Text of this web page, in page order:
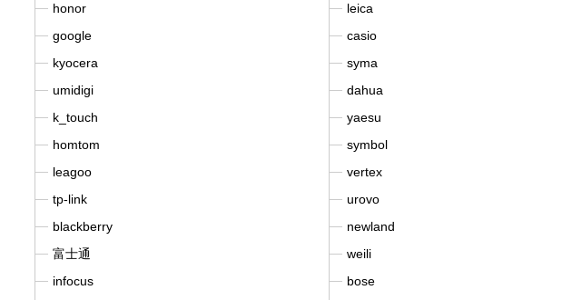
honor
google
kyocera
umidigi
k_touch
homtom
leagoo
tp-link
blackberry
富士通
infocus
leica
casio
syma
dahua
yaesu
symbol
vertex
urovo
newland
weili
bose